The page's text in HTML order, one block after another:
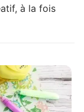
à la fois